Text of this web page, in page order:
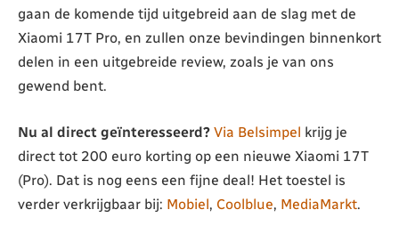
gaan de komende tijd uitgebreid aan de slag met de
Xiaomi 17T Pro, en zullen onze bevindingen binnenkort
delen in een uitgebreide review, zoals je van ons
gewend bent.
Nu al direct geïnteresseerd? Via Belsimpel krijg je
direct tot 200 euro korting op een nieuwe Xiaomi 17T
(Pro). Dat is nog eens een fijne deal! Het toestel is
verder verkrijgbaar bij: Mobiel, Coolblue, MediaMarkt.